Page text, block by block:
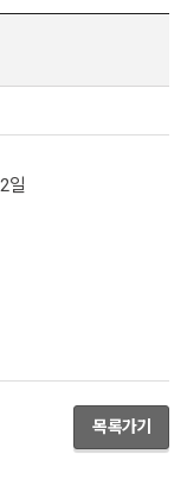
일
목록가기